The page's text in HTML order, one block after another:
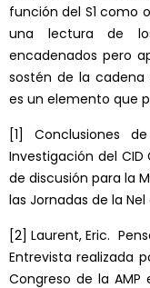
función del S1 como
una lectura de
encadenados pero
sostén de la cadena
es un elemento que
[1]
Conclusiones
Investigación del CID
de discusión para la
las Jornadas de la
[2] Laurent, Eric.
Entrevista realizada
Congreso de la